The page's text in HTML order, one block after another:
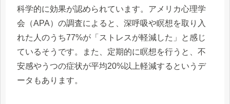
科学的に効果が認められています。アメリカ心理学
会（APA）の調査によると、深呼吸や瞑想を取り入
れた人のうち77%が「ストレスが軽減した」と感じ
ているそうです。また、定期的に瞑想を行うと、不
安感やうつの症状が平均20%以上軽減するというデ
ータもあります。